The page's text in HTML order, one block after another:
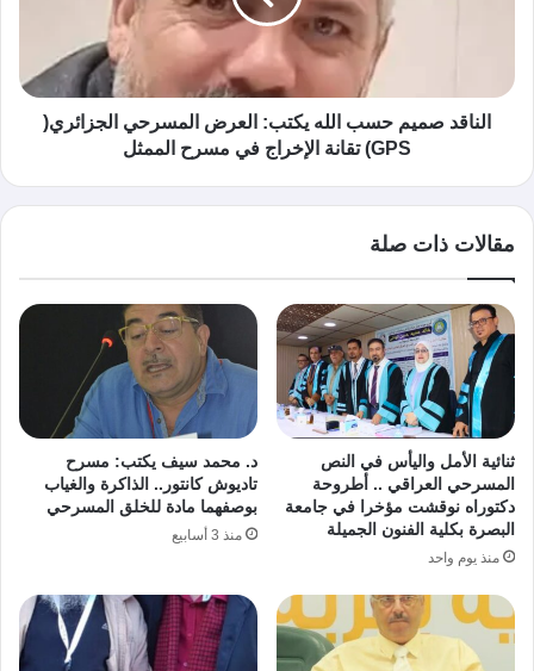
الناقد صميم حسب الله يكتب: العرض المسرحي الجزائري(
GPS) تقانة الإخراج في مسرح الممثل
مقالات ذات صلة
ثنائية الأمل واليأس في النص
المسرحي العراقي .. أطروحة
دكتوراه نوقشت مؤخرا في جامعة
البصرة بكلية الفنون الجميلة
منذ يوم واحد
د. محمد سيف يكتب: مسرح
تاديوش كانتور.. الذاكرة والغياب
بوصفهما مادة للخلق المسرحي
منذ 3 أسابيع